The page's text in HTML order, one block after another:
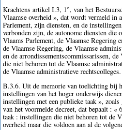
Krachtens artikel I.3, 1°, van het
Vlaamse overheid », dat wordt vermeld in
Parlement, zijn diensten, en de
verbonden zijn, de autonome diensten die
Vlaams Parlement, de Vlaamse Regering
de Vlaamse Regering, de Vlaamse
en de arrondissementscommissarissen,
die niet behoren tot de Vlaamse
de Vlaamse administratieve rechtscolleges.
B.3.6. Uit de memorie van toelichting bij
instellingen van het hoger onderwijs
instellingen met een publieke taak »,
van het voormelde decreet, dat bepaalt : «
taak : instellingen die niet behoren tot de
overheid maar die voldoen aan al de